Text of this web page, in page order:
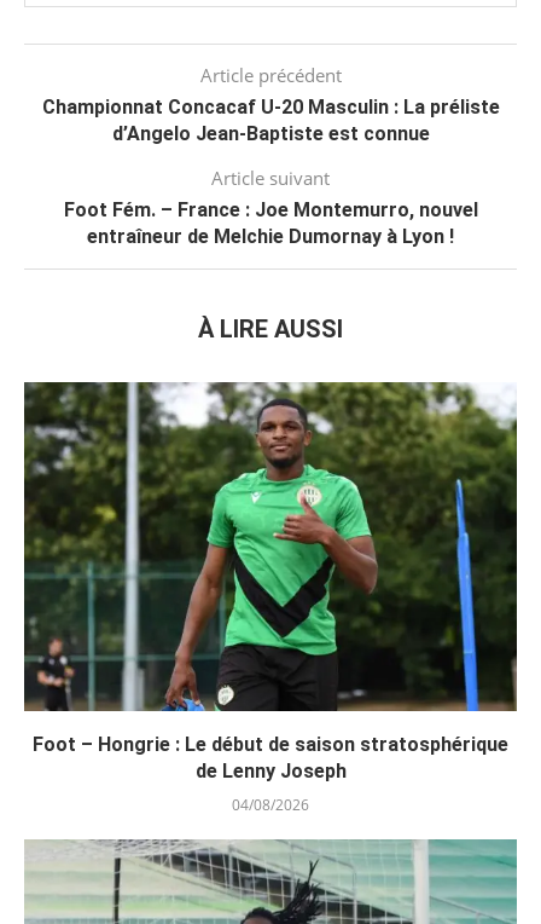
Article précédent
Championnat Concacaf U-20 Masculin : La préliste
d’Angelo Jean-Baptiste est connue
Article suivant
Foot Fém. – France : Joe Montemurro, nouvel
entraîneur de Melchie Dumornay à Lyon !
À LIRE AUSSI
Foot – Hongrie : Le début de saison stratosphérique
de Lenny Joseph
04/08/2026